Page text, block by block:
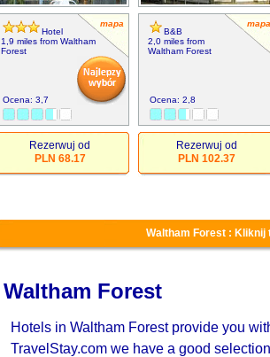
Hotel
1,9 miles from Waltham
Forest
Ocena: 3,7
mapa
Rezerwuj od
PLN 68.17
B&B
2,0 miles from
Waltham Forest
Ocena: 2,8
mapa
Rezerwuj od
PLN 102.37
Waltham Forest : Kliknij
Waltham Forest
Hotels in Waltham Forest provide you
TravelStay.com we have a good